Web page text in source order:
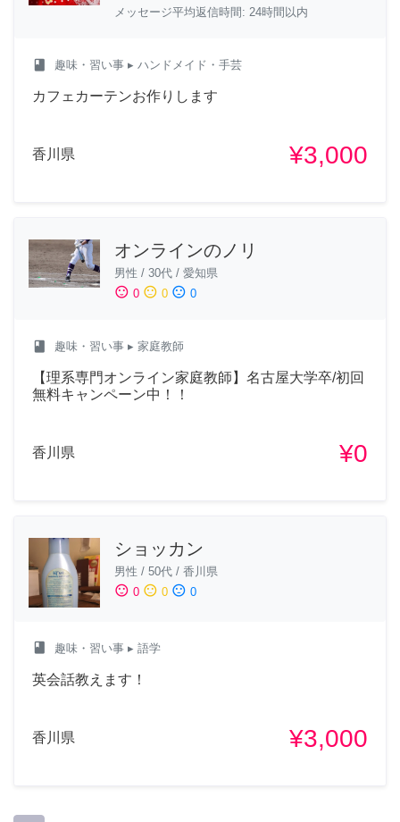
メッセージ平均返信時間: 24時間以内
class 趣味・習い事 ▸ ハンドメイド・手芸
カフェカーテンお作りします
香川県 ¥3,000
オンラインのノリ
男性 / 30代 / 愛知県
sentiment_satisfied 0 sentiment_neutral 0 sentiment_dissatisfied 0
class 趣味・習い事 ▸ 家庭教師
【理系専門オンライン家庭教師】名古屋大学卒/初回
無料キャンペーン中！！
香川県 ¥0
ショッカン
男性 / 50代 / 香川県
sentiment_satisfied 0 sentiment_neutral 0 sentiment_dissatisfied 0
class 趣味・習い事 ▸ 語学
英会話教えます！
香川県 ¥3,000